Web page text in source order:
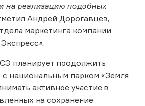
на реализацию подобных
Андрей Дорогавцев,
маркетинга компании
планирует продолжить
с национальным парком «Земля
активное участие в
на сохранение